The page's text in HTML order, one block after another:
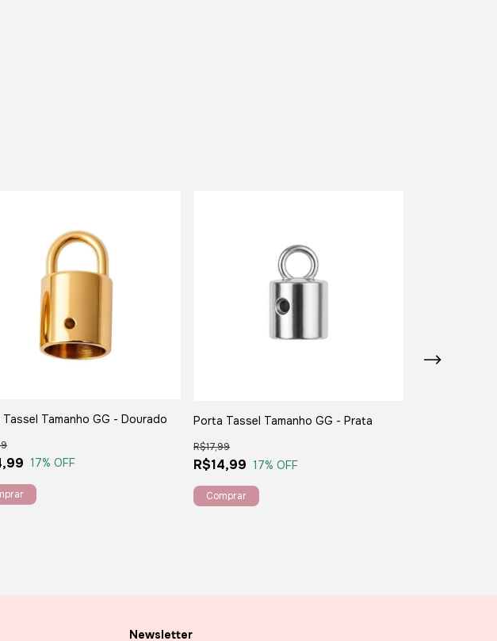
Tamanho GG - Dourado
17% OFF
Porta Tassel Tamanho GG - Prata
R$14,99
R$17,99
17% OFF
Newsletter